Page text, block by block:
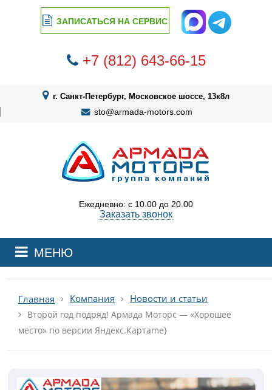
г. Санкт-Петербург, Московское шоссе, 13к8л
sto@armada-motors.com
+7 (812) 643-66-15
Ежедневно: с 10.00 до 20.00
Заказать звонок
ЗАПИСАТЬСЯ НА СЕРВИС
МЕНЮ
Главная Компания Новости и статьи
Второй год подряд! Армада Моторс — «Хорошее
место» по версии Яндекс.Картame}